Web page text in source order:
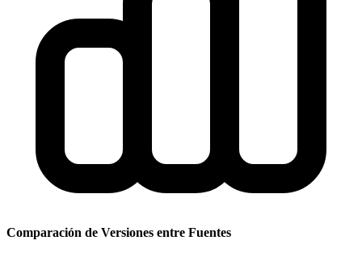
Comparación de Versiones entre Fuentes